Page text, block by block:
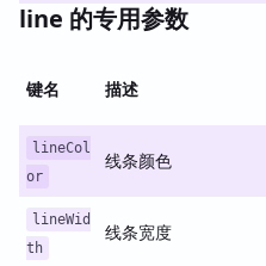
line 的专用参数
键名 描述
lineCol
or
线条颜色
lineWid
th
线条宽度